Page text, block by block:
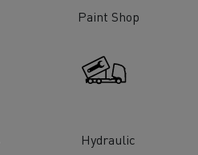
Paint Shop
Hydraulic